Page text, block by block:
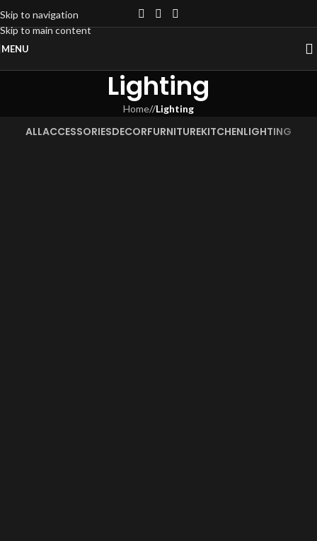
Skip to navigation
Skip to main content
MENU
Lighting
Home/ Lighting
ALLACCESSORIESDECORFURNITUREKITCHENLIGHTING